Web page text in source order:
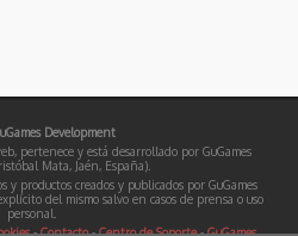
Development
pertenece y está desarrollado por GuGames
Mata, Jaén, España).
y productos creados y publicados por GuGames
del mismo salvo en casos de prensa o uso
personal.
-Contacto-Centro de Soporte-GuGames